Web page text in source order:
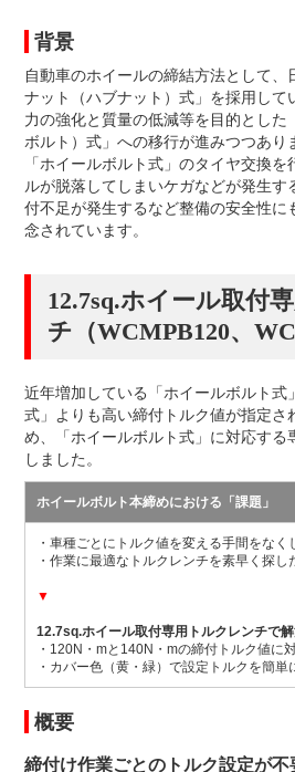
背景
自動車のホイールの締結方法として、
ナット（ハブナット）式」を採用して
力の強化と質量の低減等を目的とした
ボルト）式」への移行が進みつつあり
「ホイールボルト式」のタイヤ交換
ルが脱落してしまいケガなどが発生す
付不足が発生するなど整備の安全性に
念されています。
12.7sq.ホイール取付
チ（WCMPB120、
近年増加している「ホイールボルト式
式」よりも高い締付トルク値が指定さ
め、「ホイールボルト式」に対応する
しました。
ホイールボルト本締めにおける「課題」
・車種ごとにトルク値を変える手間をなく
・作業に最適なトルクレンチを素早く探し
▼
12.7sq.ホイール取付専用トルクレンチで
・120N・mと140N・mの締付トルク値に対
・カバー色（黄・緑）で設定トルクを簡単
概要
締付け作業ごとのトルク設定が不